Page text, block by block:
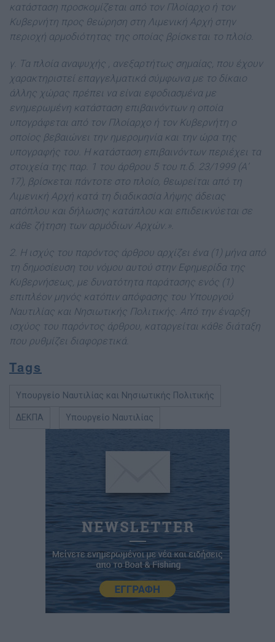
κατάσταση προσκομίζεται από τον Πλοίαρχο ή τον
Κυβερνήτη προς θεώρηση στη Λιμενική Αρχή στην
περιοχή αρμοδιότητας της οποίας βρίσκεται το πλοίο.
γ. Τα πλοία αναψυχής , ανεξαρτήτως σημαίας, που έχουν
χαρακτηριστεί επαγγελματικά σύμφωνα με το δίκαιο
άλλης χώρας πρέπει να είναι εφοδιασμένα με
ενημερωμένη κατάσταση επιβαινόντων η οποία
υπογράφεται από τον Πλοίαρχο ή τον Κυβερνήτη ο
οποίος βεβαιώνει την ημερομηνία και την ώρα της
υπογραφής του. Η κατάσταση επιβαινόντων περιέχει τα
στοιχεία της παρ. 1 του άρθρου 5 του π.δ. 23/1999 (Α’
17), βρίσκεται πάντοτε στο πλοίο, θεωρείται από τη
Λιμενική Αρχή κατά τη διαδικασία λήψης άδειας
απόπλου και δήλωσης κατάπλου και επιδεικνύεται σε
κάθε ζήτηση των αρμόδιων Αρχών.».
2. H ισχύς του παρόντος άρθρου αρχίζει ένα (1) μήνα από
τη δημοσίευση του νόμου αυτού στην Εφημερίδα της
Κυβερνήσεως, με δυνατότητα παράτασης ενός (1)
επιπλέον μηνός κατόπιν απόφασης του Υπουργού
Ναυτιλίας και Νησιωτικής Πολιτικής. Από την έναρξη
ισχύος του παρόντος άρθρου, καταργείται κάθε διάταξη
που ρυθμίζει διαφορετικά.
Tags
Υπουργείο Ναυτιλίας και Νησιωτικής Πολιτικής
ΔΕΚΠΑ Υπουργείο Ναυτιλίας